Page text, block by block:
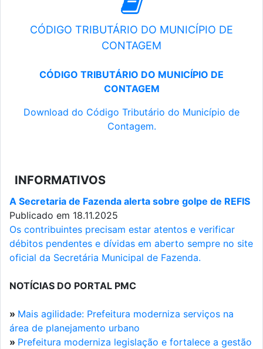
CÓDIGO TRIBUTÁRIO DO MUNICÍPIO DE
CONTAGEM
CÓDIGO TRIBUTÁRIO DO MUNICÍPIO DE
CONTAGEM
Download do Código Tributário do Município de
Contagem.
INFORMATIVOS
A Secretaria de Fazenda alerta sobre golpe de REFIS
Publicado em 18.11.2025
Os contribuintes precisam estar atentos e verificar
débitos pendentes e dívidas em aberto sempre no site
oficial da Secretária Municipal de Fazenda.
NOTÍCIAS DO PORTAL PMC
» Mais agilidade: Prefeitura moderniza serviços na
área de planejamento urbano
» Prefeitura moderniza legislação e fortalece a gestão